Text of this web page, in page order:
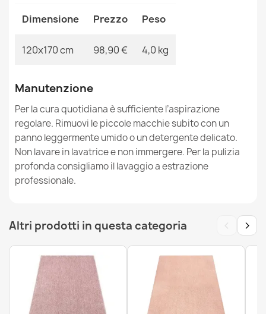
antiscivolo - rosa
34,90 €
Tappeto lavabile ANDRE Cucchiai, per la cucina,
Tappeto lavabile ANDRE Piatti, per la cucina, antiscivolo
- beige
34,90 €
Dimensione Prezzo Peso
120x170 cm 98,90 € 4,0 kg
Manutenzione
Per la cura quotidiana è sufficiente l’aspirazione
regolare. Rimuovi le piccole macchie subito con un
panno leggermente umido o un detergente delicato.
Non lavare in lavatrice e non immergere. Per la pulizia
profonda consigliamo il lavaggio a estrazione
professionale.
Altri prodotti in questa categoria ‹ ›